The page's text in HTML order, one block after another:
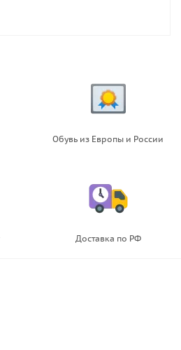
Обувь из Европы и России
Доставка по РФ